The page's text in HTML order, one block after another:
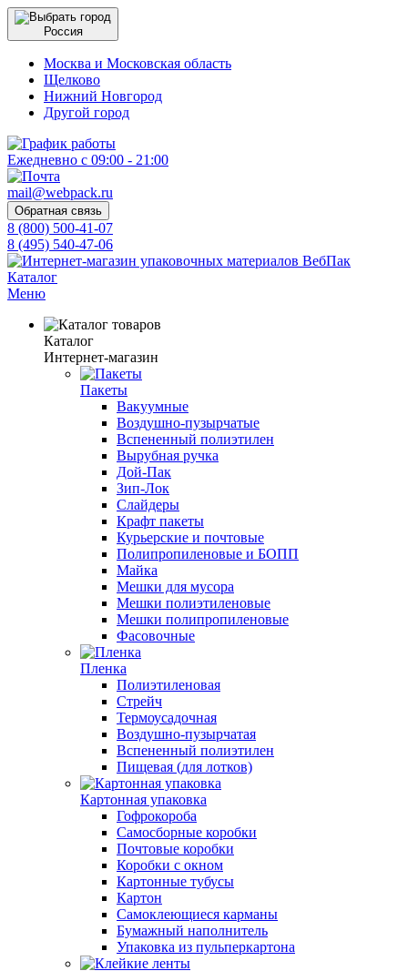
Россия
Москва и Московская область
Щелково
Нижний Новгород
Другой город
Ежедневно с 09:00 - 21:00
mail@webpack.ru
Обратная связь
8 (800) 500-41-07
8 (495) 540-47-06
Каталог
Меню
Каталог
Интернет-магазин
Пакеты
Вакуумные
Воздушно-пузырчатые
Вспененный полиэтилен
Вырубная ручка
Дой-Пак
Зип-Лок
Слайдеры
Крафт пакеты
Курьерские и почтовые
Полипропиленовые и БОПП
Майка
Мешки для мусора
Мешки полиэтиленовые
Мешки полипропиленовые
Фасовочные
Пленка
Полиэтиленовая
Стрейч
Термоусадочная
Воздушно-пузырчатая
Вспененный полиэтилен
Пищевая (для лотков)
Картонная упаковка
Гофрокороба
Самосборные коробки
Почтовые коробки
Коробки с окном
Картонные тубусы
Картон
Самоклеющиеся карманы
Бумажный наполнитель
Упаковка из пульперкартона